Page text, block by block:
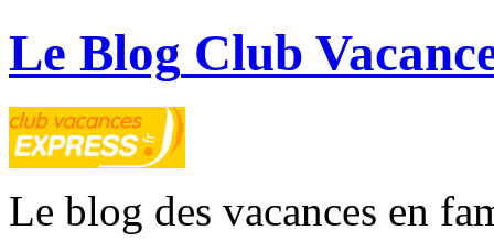
Le Blog Club
Le blog des vacances en